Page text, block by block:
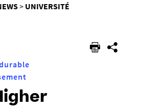
UNIVERSITÉ